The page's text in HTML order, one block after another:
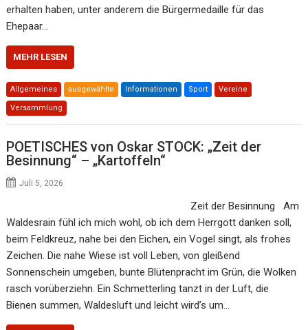
erhalten haben, unter anderem die Bürgermedaille für das
Ehepaar…
MEHR LESEN
Allgemeines ausgewählte Informationen Sport Vereine
Versammlung
POETISCHES von Oskar STOCK: „Zeit der
Besinnung“ – „Kartoffeln“
Juli 5, 2026
Zeit der Besinnung Am
Waldesrain fühl ich mich wohl, ob ich dem Herrgott danken soll,
beim Feldkreuz, nahe bei den Eichen, ein Vogel singt, als frohes
Zeichen. Die nahe Wiese ist voll Leben, von gleißend
Sonnenschein umgeben, bunte Blütenpracht im Grün, die Wolken
rasch vorüberziehn. Ein Schmetterling tanzt in der Luft, die
Bienen summen, Waldesluft und leicht wird’s um…